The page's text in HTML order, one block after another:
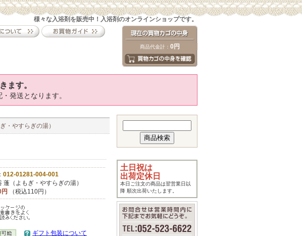
様々な入浴剤を販売中！入浴剤のオンラインショップです。
商品代金計： 0円
ます。
発送となります。
・やすらぎの湯）
012-01281-004-001
蓬（よもぎ・やすらぎの湯）
（税込110円）
ギフト包装について
土日祝は
出荷定休日
本日ご注文の商品は翌営業日以
降 順次出荷いたします。